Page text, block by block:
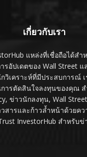
เกี่ยวกับเรา
แหล่งที่เชื่อถือได้สำ
อัปเดตของ Wall Street แ
วิเคราะห์ที่มีประสบการณ์
ารตัดสินใจลงทุนของคุณ
ข่าวนักลงทุน, Wall
สารและก้าวล้ำหน้าด้วยค
InvestorHub สำหรับข่